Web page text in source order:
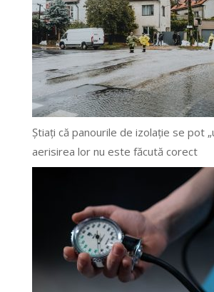
Știați că panourile de izolație se pot
aerisirea lor nu este făcută corect